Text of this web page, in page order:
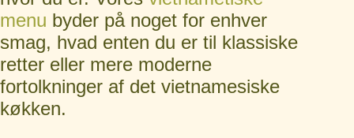
menu byder på noget for enhver
smag, hvad enten du er til klassiske
retter eller mere moderne
fortolkninger af det vietnamesiske
køkken.